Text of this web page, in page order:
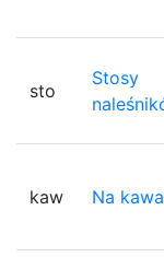
sto
Stosy
kaw Na